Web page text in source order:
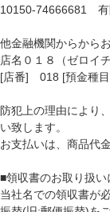
10150-74666681
他金融機関からから
店名０１８（ゼロイチ
[店番] 018 [預金種
防犯上の理由により
い致します。
お支払いは、商品代
■領収書のお取り扱い
当社名での領収書が